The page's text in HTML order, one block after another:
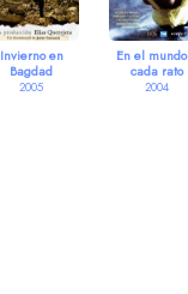
Invierno en
Bagdad
2005
En el
cada rato
2004